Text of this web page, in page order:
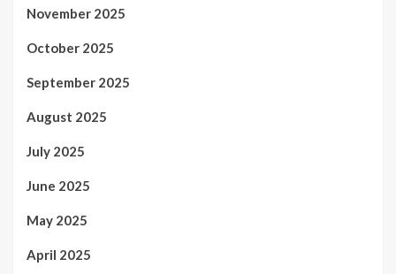
November 2025
October 2025
September 2025
August 2025
July 2025
June 2025
May 2025
April 2025